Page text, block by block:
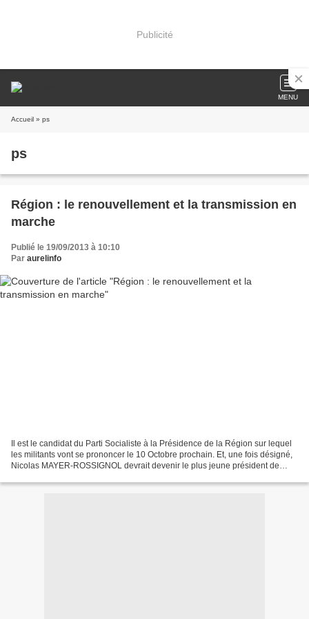
Publicité
MENU
Accueil » ps
ps
Région : le renouvellement et la transmission en
marche
Publié le 19/09/2013 à 10:10
Par aurelinfo
Il est le candidat du Parti Socialiste à la Présidence de la Région sur lequel
les militants vont se prononcer le 10 Octobre prochain. Et, une fois désigné,
Nicolas MAYER-ROSSIGNOL devrait devenir le plus jeune président de